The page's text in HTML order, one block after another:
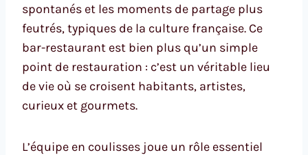
spontanés et les moments de partage plus
feutrés, typiques de la culture française. Ce
bar-restaurant est bien plus qu’un simple
point de restauration : c’est un véritable lieu
de vie où se croisent habitants, artistes,
curieux et gourmets.
L’équipe en coulisses joue un rôle essentiel